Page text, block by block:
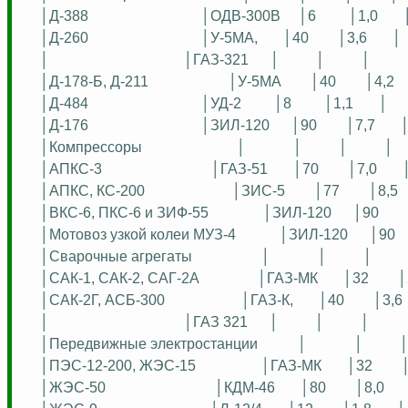
│Д-388
│ОДВ-300В │6 │1,0
│Д-260
│У-5МА, │40 │3,6
│ГАЗ-321
│Д-178-Б, Д-211
│У-5МА │40 │4,2
│Д-484
│УД-2 │8 │1,1
│Д-176
│ЗИЛ-120 │90 │7,7
│Компрессоры
│АПКС-3
│ГАЗ-51 │70 │7,0
│АПКС, КС-200
│ЗИС-5 │77 │8,5
│ВКС-6, ПКС-6 и ЗИФ-55
│ЗИЛ-120 │90
│Мотовоз узкой колеи МУЗ-4
│ЗИЛ-120 │90
│Сварочные агрегаты
│САК-1, САК-2, САГ-2А
│ГАЗ-МК │32
│САК-2Г, АСБ-300
│ГАЗ-К, │40 │3,6
│ГАЗ 321
│Передвижные электростанции
│ПЭС-12-200, ЖЭС-15
│ГАЗ-МК │32
│ЖЭС-50
│КДМ-46 │80 │8,0